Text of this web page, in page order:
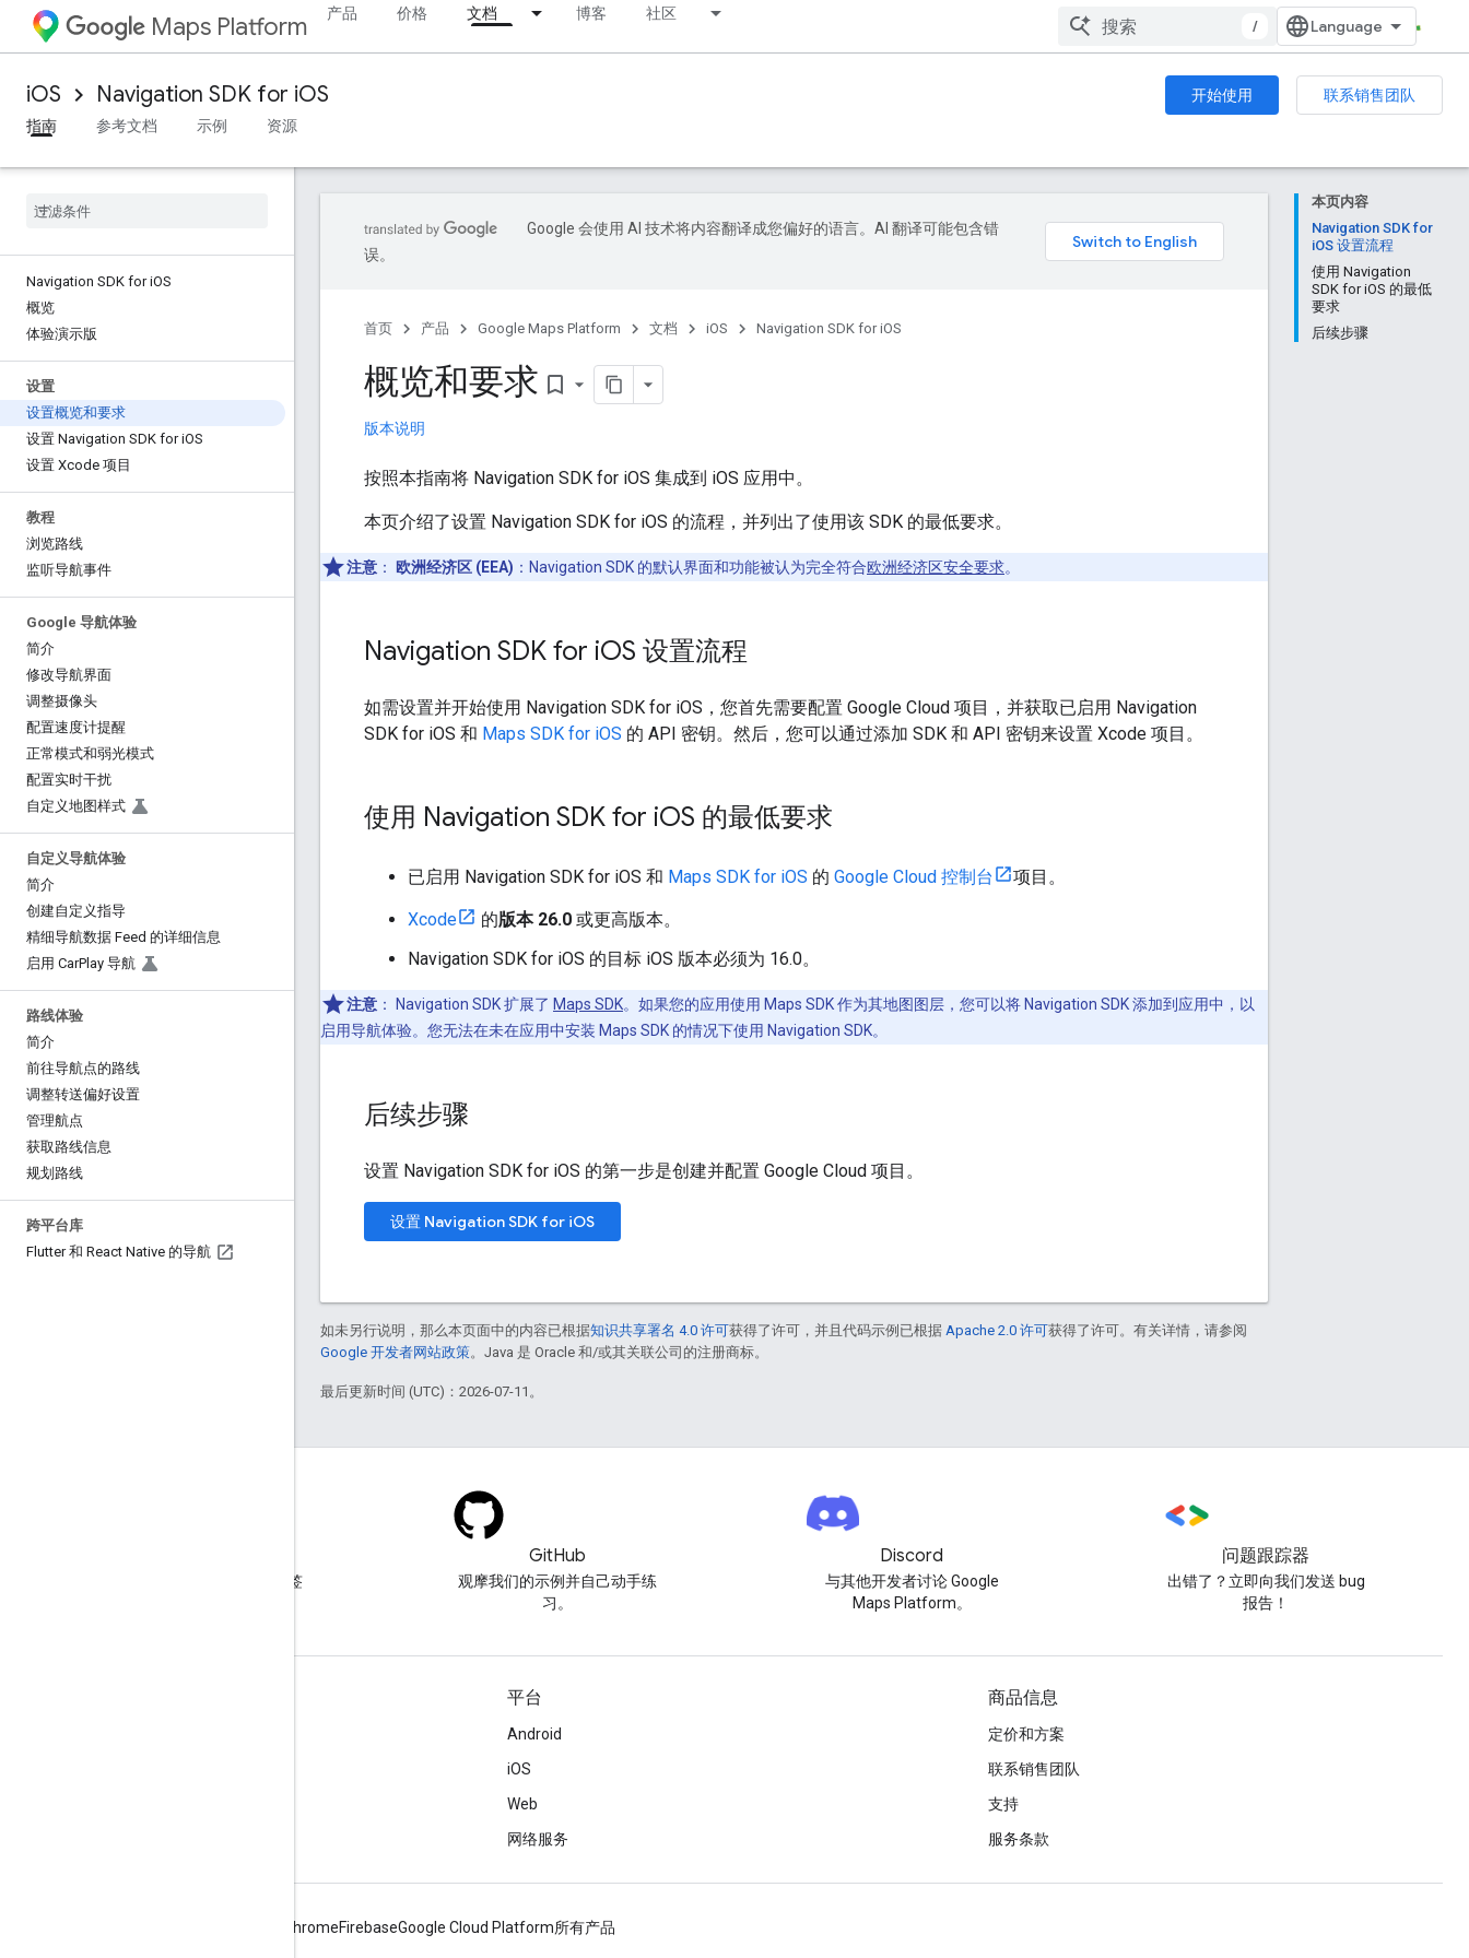
Maps Platform 产品 价格 文档 博客 社区
/
iOS Navigation SDK for iOS 开始使用
联系销售团队
指南
参考文档 示例 资源
Navigation SDK for iOS
概览
体验演示版
设置
设置概览和要求
设置 Navigation SDK for iOS
设置 Xcode 项目
教程
浏览路线
监听导航事件
Google 导航体验
简介
修改导航界面
调整摄像头
配置速度计提醒
正常模式和弱光模式
配置实时干扰
自定义地图样式
自定义导航体验
简介
创建自定义指导
精细导航数据 Feed 的详细信息
启用 CarPlay 导航
路线体验
简介
前往导航点的路线
调整转送偏好设置
管理航点
获取路线信息
规划路线
跨平台库
Flutter 和 React Native 的导航
本页内容
Navigation SDK for
iOS 设置流程
使用 Navigation
SDK for iOS 的最低
要求
后续步骤
Google 会使用 AI 技术将内容翻译成您偏好的语言。AI 翻译可能包含错
误。
首页 产品 Google Maps Platform 文档 iOS Navigation SDK for iOS
概览和要求 bookmark_border
版本说明
按照本指南将 Navigation SDK for iOS 集成到 iOS 应用中。
本页介绍了设置 Navigation SDK for iOS 的流程，并列出了使用该 SDK 的最低要求。
注意 ： 欧洲经济区 (EEA) ：Navigation SDK 的默认界面和功能被认为完全符合欧洲经济区安全要求。
Navigation SDK for iOS 设置流程
如需设置并开始使用 Navigation SDK for iOS，您首先需要配置 Google Cloud 项目，并获取已启用 Navigation
SDK for iOS 和 Maps SDK for iOS 的 API 密钥。然后，您可以通过添加 SDK 和 API 密钥来设置 Xcode 项目。
使用 Navigation SDK for iOS 的最低要求
已启用 Navigation SDK for iOS 和 Maps SDK for iOS 的 Google Cloud 控制台 项目。
Xcode 的版本 26.0 或更高版本。
Navigation SDK for iOS 的目标 iOS 版本必须为 16.0。
注意 ： Navigation SDK 扩展了 Maps SDK。如果您的应用使用 Maps SDK 作为其地图图层，您可以将 Navigation SDK 添加到应用中，以
启用导航体验。您无法在未在应用中安装 Maps SDK 的情况下使用 Navigation SDK。
后续步骤
设置 Navigation SDK for iOS 的第一步是创建并配置 Google Cloud 项目。
设置 Navigation SDK for iOS
如未另行说明，那么本页面中的内容已根据知识共享署名 4.0 许可获得了许可，并且代码示例已根据 Apache 2.0 许可获得了许可。有关详情，请参阅
Google 开发者网站政策。Java 是 Oracle 和/或其关联公司的注册商标。
最后更新时间 (UTC)：2026-07-11。
在 google-maps-sdk-ios 标签
GitHub
观摩我们的示例并自己动手练
习。
Discord
与其他开发者讨论 Google
Maps Platform。
问题跟踪器
出错了？立即向我们发送 bug
报告！
平台
Android
iOS
Web
网络服务
商品信息
定价和方案
联系销售团队
支持
服务条款
ChromeFirebaseGoogle Cloud Platform所有产品